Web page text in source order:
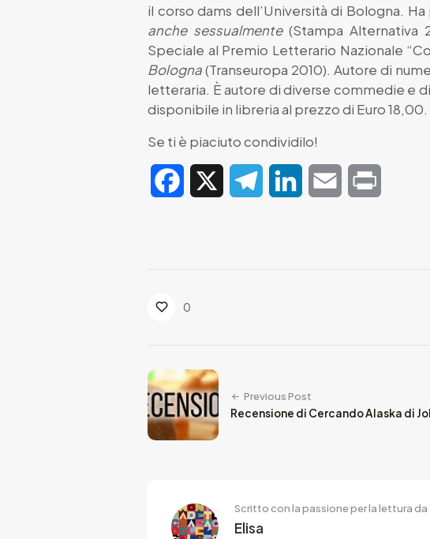
il corso dams dell’Università di Bologna.
anche sessualmente(Stampa Alternativa
Speciale al Premio Letterario Nazionale
Bologna(Transeuropa 2010). Autore di
letteraria. È autore di diverse commedie e
disponibile in libreria al prezzo di Euro 18,00.
Se ti è piaciuto condividilo!
Facebook TelegramLinkedIn Email
0
Previous Post
Recensione di Cercando Alaska di
Scritto con la passione per la lettura da
Elisa